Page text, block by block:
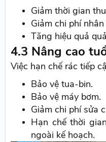
Giảm thời gian
Giảm chi phí
Tăng hiệu quả
4.3 Nâng cao
Việc hạn chế rác tiếp
Bảo vệ tua-bin.
Bảo vệ máy bơm.
Giảm chi phí sửa
Hạn chế thời
ngoài kế hoạch.